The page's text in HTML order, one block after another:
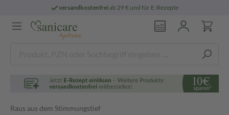
versandkostenfreiab 29 € und für E-Rezepte
Raus aus dem Stimmungstief